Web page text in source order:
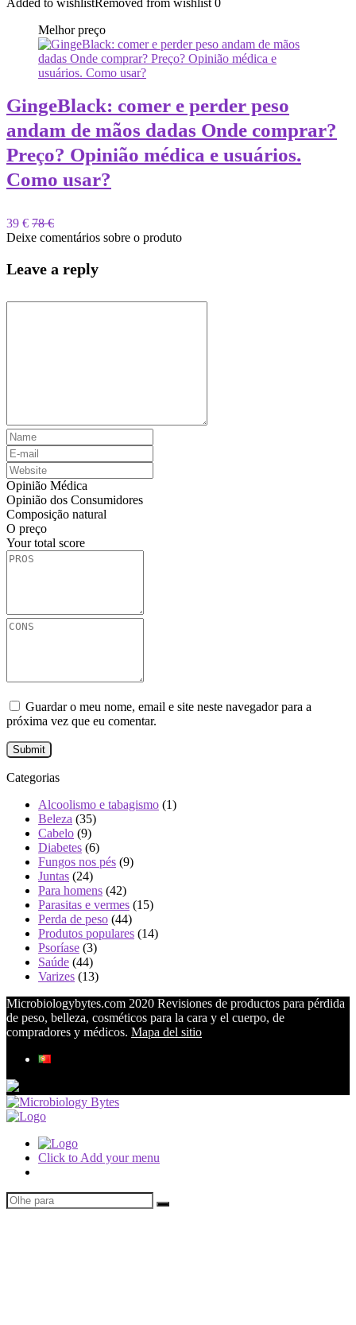
Added to wishlistRemoved from wishlist 0
Melhor preço
GingeBlack: comer e perder peso
andam de mãos dadas Onde comprar?
Preço? Opinião médica e usuários.
Como usar?
39 € 78 €
Deixe comentários sobre o produto
Leave a reply
Opinião Médica
Opinião dos Consumidores
Composição natural
O preço
Your total score
Guardar o meu nome, email e site neste navegador para a
próxima vez que eu comentar.
Categorias
Alcoolismo e tabagismo (1)
Beleza (35)
Cabelo (9)
Diabetes (6)
Fungos nos pés (9)
Juntas (24)
Para homens (42)
Parasitas e vermes (15)
Perda de peso (44)
Produtos populares (14)
Psoríase (3)
Saúde (44)
Varizes (13)
Microbiologybytes.com 2020 Revisiones de productos para pérdida
de peso, belleza, cosméticos para la cara y el cuerpo, de
compradores y médicos. Mapa del sitio
Click to Add your menu